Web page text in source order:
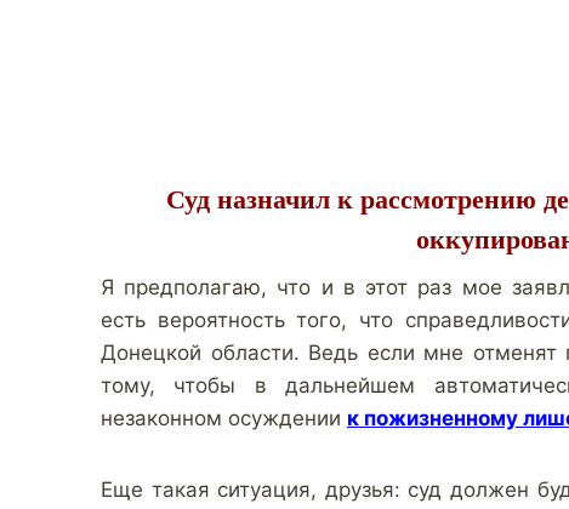
Суд назначил к рассмотрению
Я предполагаю, что и в этот раз мое
есть вероятность того, что
Донецкой области. Ведь если мне
тому, чтобы в дальнейшем
незаконном осуждении к пожизненному
Еще такая ситуация, друзья: суд должен